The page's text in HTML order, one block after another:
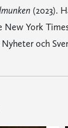
(2023).
New York
och